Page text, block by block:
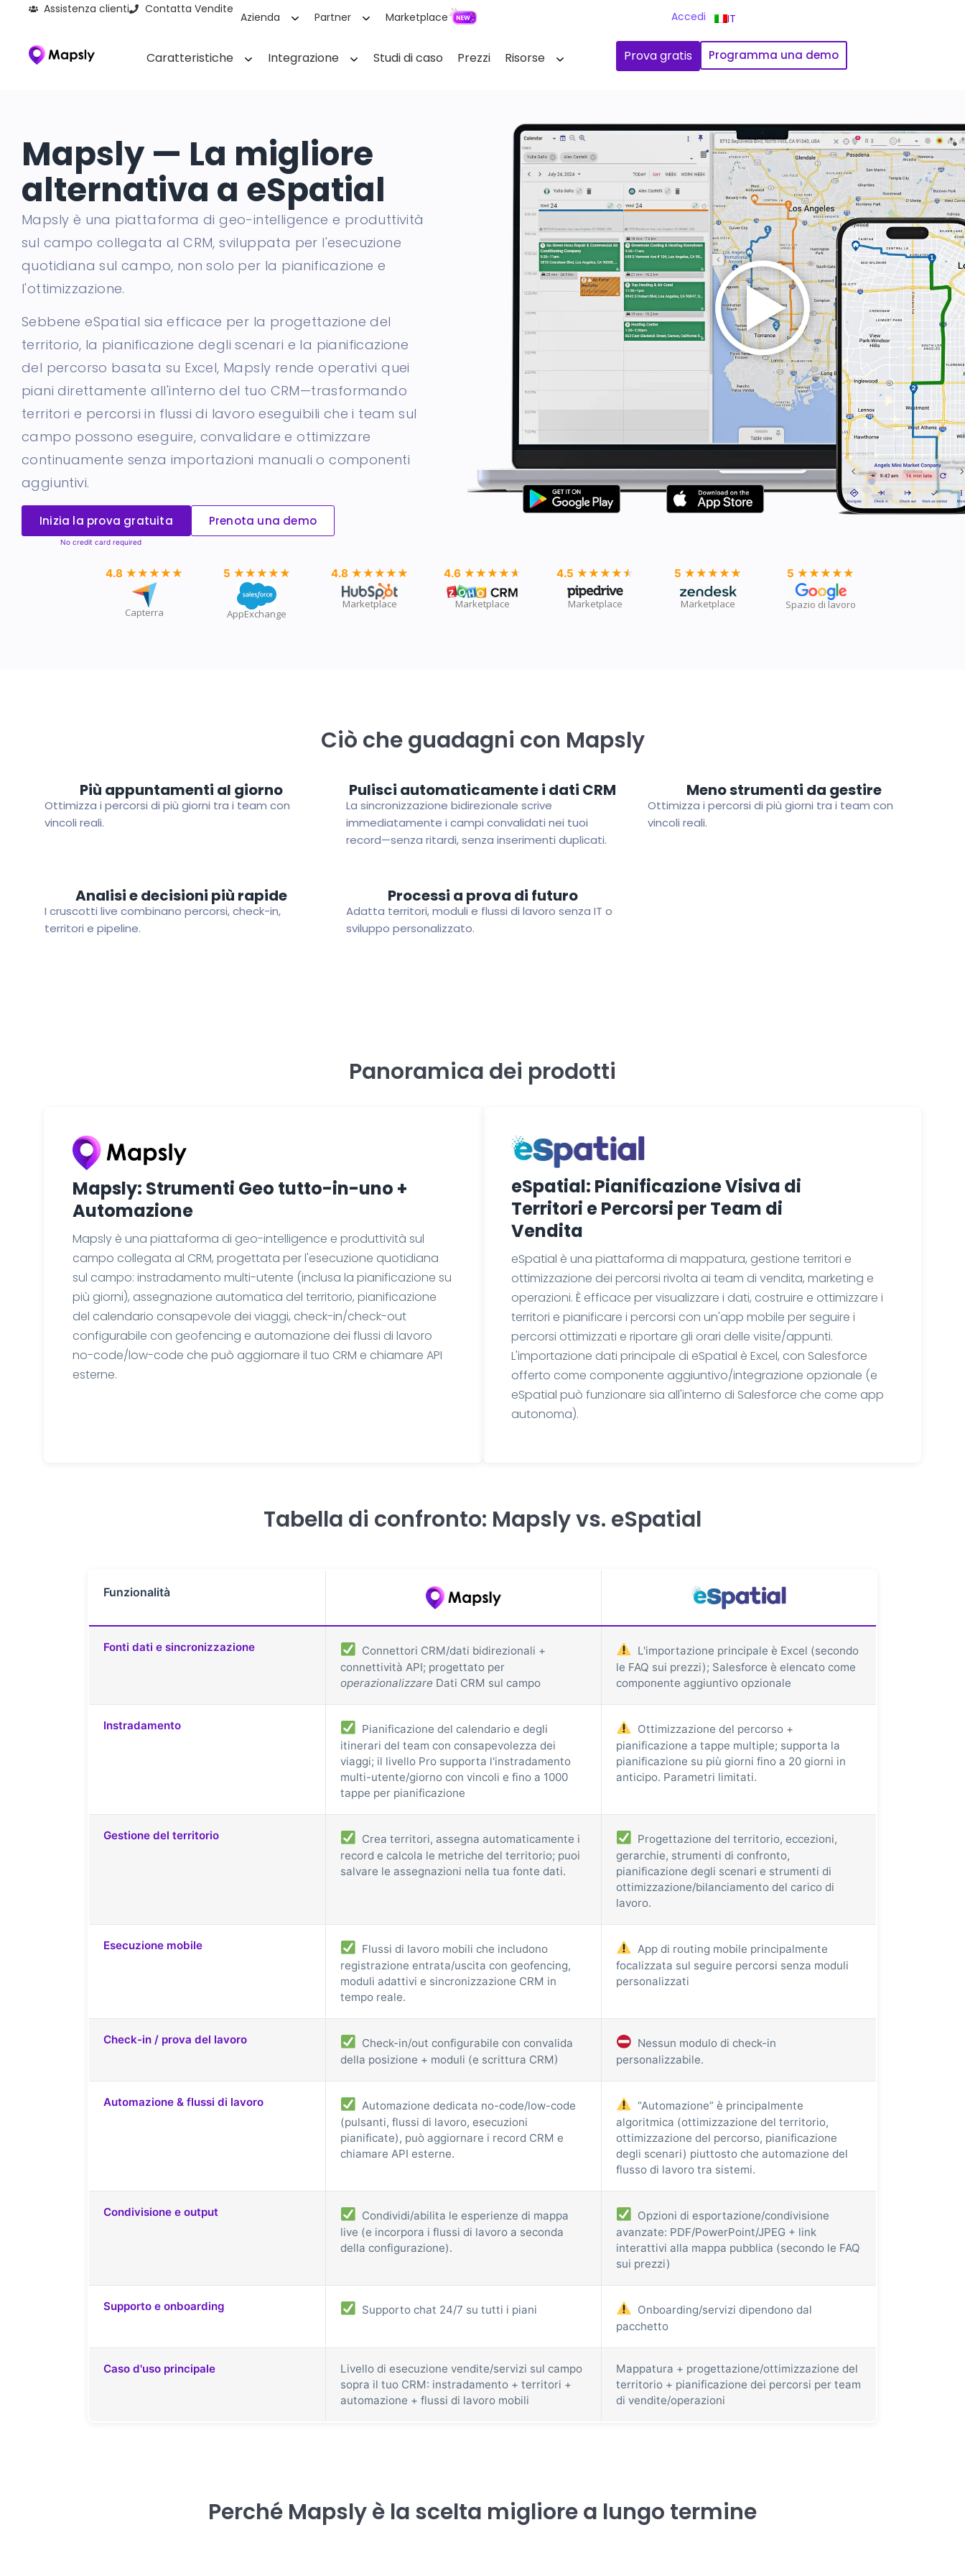
Assistenza clienti Contatta Vendite
Azienda Partner Marketplace Accedi IT
Caratteristiche Integrazione Studi di caso Prezzi Risorse Prova gratis Programma una demo
Mapsly — La migliore
alternativa a eSpatial
Mapsly è una piattaforma di geo-intelligence e produttività
sul campo collegata al CRM, sviluppata per l'esecuzione
quotidiana sul campo, non solo per la pianificazione e
l'ottimizzazione.
Sebbene eSpatial sia efficace per la progettazione del
territorio, la pianificazione degli scenari e la pianificazione
del percorso basata su Excel, Mapsly rende operativi quei
piani direttamente all'interno del tuo CRM—trasformando
territori e percorsi in flussi di lavoro eseguibili che i team sul
campo possono eseguire, convalidare e ottimizzare
continuamente senza importazioni manuali o componenti
aggiuntivi.
Inizia la prova gratuita Prenota una demo
4.8 ★★★★★
★★★★★
Capterra
5 ★★★★★
★★★★★
AppExchange
4.8 ★★★★★
★★★★★
Marketplace
4.6 ★★★★★
★★★★★
Marketplace
4.5 ★★★★★
★★★★★
Marketplace
5 ★★★★★
★★★★★
Marketplace
5 ★★★★★
★★★★★
Spazio di lavoro
Ciò che guadagni con Mapsly
Più appuntamenti al giorno
Ottimizza i percorsi di più giorni tra i team con
vincoli reali.
Pulisci automaticamente i dati CRM
La sincronizzazione bidirezionale scrive
immediatamente i campi convalidati nei tuoi
record—senza ritardi, senza inserimenti duplicati.
Meno strumenti da gestire
Ottimizza i percorsi di più giorni tra i team con
vincoli reali.
Analisi e decisioni più rapide
I cruscotti live combinano percorsi, check-in,
territori e pipeline.
Processi a prova di futuro
Adatta territori, moduli e flussi di lavoro senza IT o
sviluppo personalizzato.
Panoramica dei prodotti
Mapsly: Strumenti Geo tutto-in-uno +
Automazione
Mapsly è una piattaforma di geo-intelligence e produttività sul
campo collegata al CRM, progettata per l'esecuzione quotidiana
sul campo: instradamento multi-utente (inclusa la pianificazione su
più giorni), assegnazione automatica del territorio, pianificazione
del calendario consapevole dei viaggi, check-in/check-out
configurabile con geofencing e automazione dei flussi di lavoro
no-code/low-code che può aggiornare il tuo CRM e chiamare API
esterne.
eSpatial: Pianificazione Visiva di
Territori e Percorsi per Team di
Vendita
eSpatial è una piattaforma di mappatura, gestione territori e
ottimizzazione dei percorsi rivolta ai team di vendita, marketing e
operazioni. È efficace per visualizzare i dati, costruire e ottimizzare i
territori e pianificare i percorsi con un'app mobile per seguire i
percorsi ottimizzati e riportare gli orari delle visite/appunti.
L'importazione dati principale di eSpatial è Excel, con Salesforce
offerto come componente aggiuntivo/integrazione opzionale (e
eSpatial può funzionare sia all'interno di Salesforce che come app
autonoma).
Tabella di confronto: Mapsly vs. eSpatial
Funzionalità
Fonti dati e sincronizzazione
Connettori CRM/dati bidirezionali +
connettività API; progettato per
operazionalizzare Dati CRM sul campo
L'importazione principale è Excel (secondo
le FAQ sui prezzi); Salesforce è elencato come
componente aggiuntivo opzionale
Instradamento
Pianificazione del calendario e degli
itinerari del team con consapevolezza dei
viaggi; il livello Pro supporta l'instradamento
multi-utente/giorno con vincoli e fino a 1000
tappe per pianificazione
Ottimizzazione del percorso +
pianificazione a tappe multiple; supporta la
pianificazione su più giorni fino a 20 giorni in
anticipo. Parametri limitati.
Gestione del territorio
Crea territori, assegna automaticamente i
record e calcola le metriche del territorio; puoi
salvare le assegnazioni nella tua fonte dati.
Progettazione del territorio, eccezioni,
gerarchie, strumenti di confronto,
pianificazione degli scenari e strumenti di
ottimizzazione/bilanciamento del carico di
lavoro.
Esecuzione mobile
Flussi di lavoro mobili che includono
registrazione entrata/uscita con geofencing,
moduli adattivi e sincronizzazione CRM in
tempo reale.
App di routing mobile principalmente
focalizzata sul seguire percorsi senza moduli
personalizzati
Check-in / prova del lavoro
Check-in/out configurabile con convalida
della posizione + moduli (e scrittura CRM)
Nessun modulo di check-in
personalizzabile.
Automazione & flussi di lavoro
Automazione dedicata no-code/low-code
(pulsanti, flussi di lavoro, esecuzioni
pianificate), può aggiornare i record CRM e
chiamare API esterne.
“Automazione” è principalmente
algoritmica (ottimizzazione del territorio,
ottimizzazione del percorso, pianificazione
degli scenari) piuttosto che automazione del
flusso di lavoro tra sistemi.
Condivisione e output
Condividi/abilita le esperienze di mappa
live (e incorpora i flussi di lavoro a seconda
della configurazione).
Opzioni di esportazione/condivisione
avanzate: PDF/PowerPoint/JPEG + link
interattivi alla mappa pubblica (secondo le FAQ
sui prezzi)
Supporto e onboarding Supporto chat 24/7 su tutti i piani
Onboarding/servizi dipendono dal
pacchetto
Caso d'uso principale
Livello di esecuzione vendite/servizi sul campo
sopra il tuo CRM: instradamento + territori +
automazione + flussi di lavoro mobili
Mappatura + progettazione/ottimizzazione del
territorio + pianificazione dei percorsi per team
di vendite/operazioni
Perché Mapsly è la scelta migliore a lungo termine